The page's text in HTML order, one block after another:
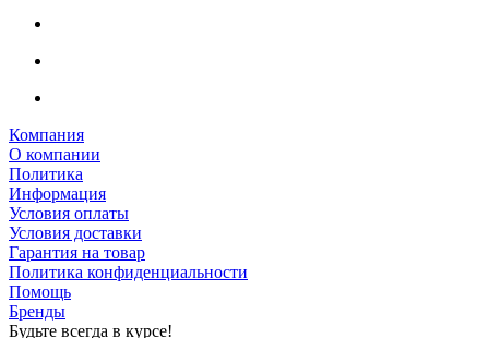
Компания
О компании
Политика
Информация
Условия оплаты
Условия доставки
Гарантия на товар
Политика конфиденциальности
Помощь
Бренды
Будьте всегда в курсе!